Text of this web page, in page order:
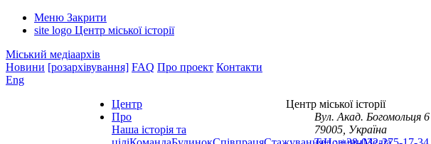
Меню Закрити
site logo Центр міської історії
Міський медіаархів
Новини [розархівування] FAQ Про проект Контакти
Eng
Центр
Про
Наша історія та
Центр міської історії
Вул. Акад. Богомольця 6
79005, Україна